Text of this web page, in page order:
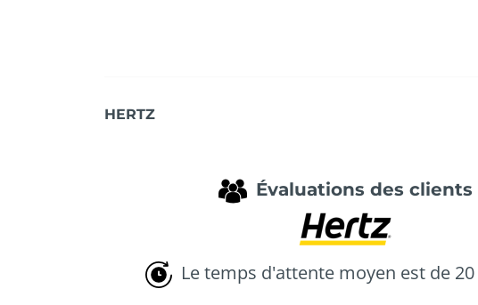
HERTZ
Évaluations des clients
Le temps d'attente moyen est de